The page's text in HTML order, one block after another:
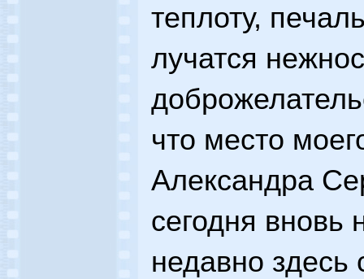
теплоту,
лучатся
что место
Александра
сегодня вновь
недавно